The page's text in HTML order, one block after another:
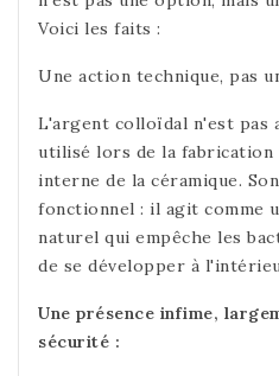
Voici les faits :
Une action technique, pas
L'argent colloïdal n'est pas
utilisé lors de la
interne de la céramique.
fonctionnel : il agit comme
naturel qui empêche les
de se développer à
Une présence infime,
sécurité :